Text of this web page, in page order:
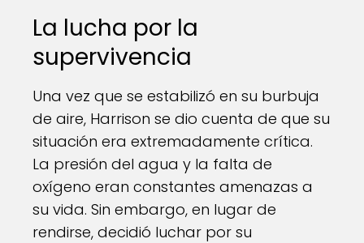
La lucha por la
supervivencia
Una vez que se estabilizó en su burbuja
de aire, Harrison se dio cuenta de que su
situación era extremadamente crítica.
La presión del agua y la falta de
oxígeno eran constantes amenazas a
su vida. Sin embargo, en lugar de
rendirse, decidió luchar por su